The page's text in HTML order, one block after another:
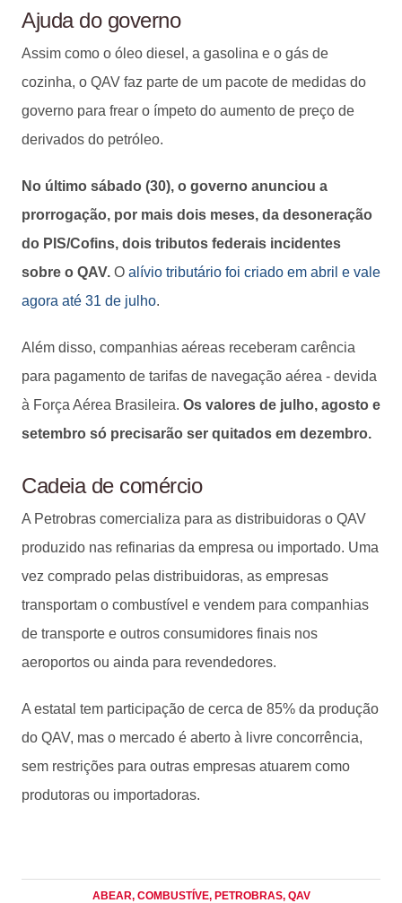
Ajuda do governo
Assim como o óleo diesel, a gasolina e o gás de
cozinha, o QAV faz parte de um pacote de medidas do
governo para frear o ímpeto do aumento de preço de
derivados do petróleo.
No último sábado (30), o governo anunciou a
prorrogação, por mais dois meses, da desoneração
do PIS/Cofins, dois tributos federais incidentes
sobre o QAV. O alívio tributário foi criado em abril e vale
agora até 31 de julho.
Além disso, companhias aéreas receberam carência
para pagamento de tarifas de navegação aérea - devida
à Força Aérea Brasileira. Os valores de julho, agosto e
setembro só precisarão ser quitados em dezembro.
Cadeia de comércio
A Petrobras comercializa para as distribuidoras o QAV
produzido nas refinarias da empresa ou importado. Uma
vez comprado pelas distribuidoras, as empresas
transportam o combustível e vendem para companhias
de transporte e outros consumidores finais nos
aeroportos ou ainda para revendedores.
A estatal tem participação de cerca de 85% da produção
do QAV, mas o mercado é aberto à livre concorrência,
sem restrições para outras empresas atuarem como
produtoras ou importadoras.
ABEAR, COMBUSTÍVE, PETROBRAS, QAV